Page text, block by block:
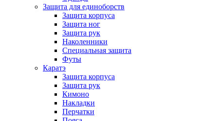
Защита для единоборств
Защита корпуса
Защита ног
Защита рук
Наколенники
Специальная защита
Футы
Каратэ
Защита корпуса
Защита рук
Кимоно
Накладки
Перчатки